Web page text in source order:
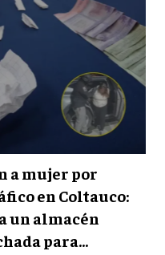
a mujer por
en Coltauco:
un almacén
para...